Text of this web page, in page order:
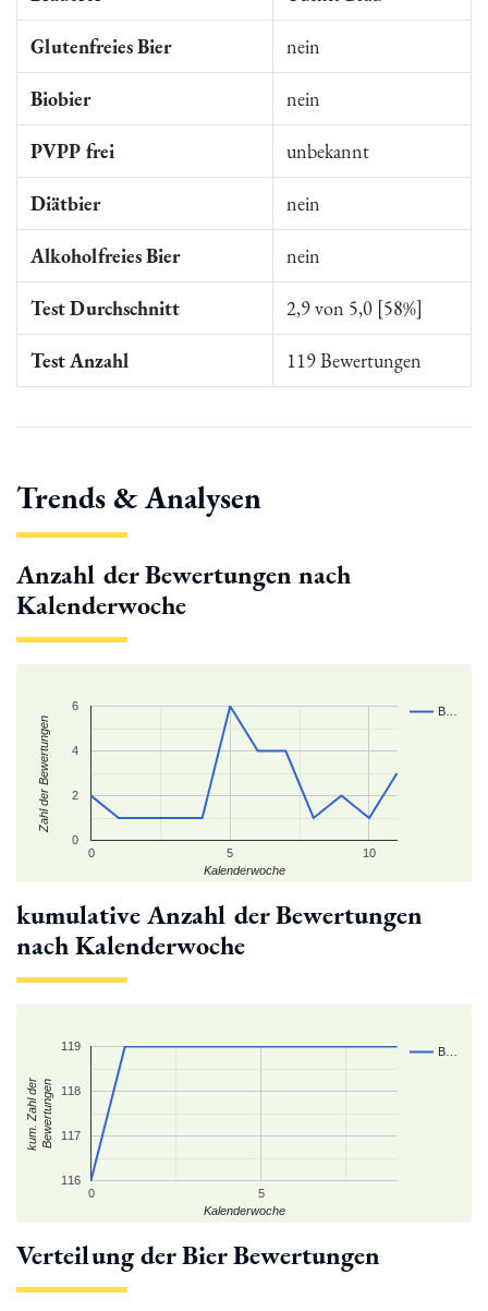
Glutenfreies Bier nein
Biobier nein
PVPP frei unbekannt
Diätbier nein
Alkoholfreies Bier nein
Test Durchschnitt 2,9 von 5,0 [58%]
Test Anzahl 119 Bewertungen
Trends & Analysen
Anzahl der Bewertungen nach
Kalenderwoche
B…
0 5 10
0
2
4
6
Kalenderwoche
Zahl der Bewertungen
kumulative Anzahl der Bewertungen
nach Kalenderwoche
B…
0 5
116
117
118
119
Kalenderwoche
kum. Zahl derBewertungen
Verteilung der Bier Bewertungen